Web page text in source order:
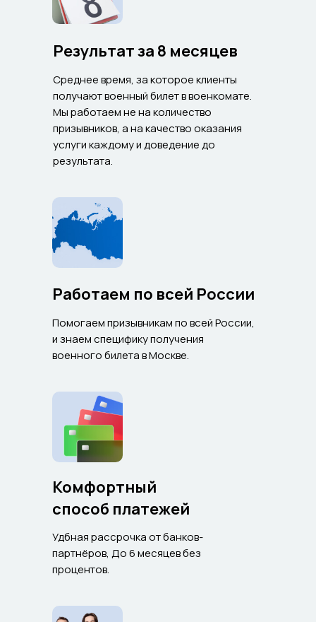
Результат за 8 месяцев
Среднее время, за которое клиенты
получают военный билет в военкомате.
Мы работаем не на количество
призывников, а на качество оказания
услуги каждому и доведение до
результата.
Работаем по всей России
Помогаем призывникам по всей России,
и знаем специфику получения
военного билета в Москве.
Комфортный
способ платежей
Удбная рассрочка от банков-
партнёров, До 6 месяцев без
процентов.